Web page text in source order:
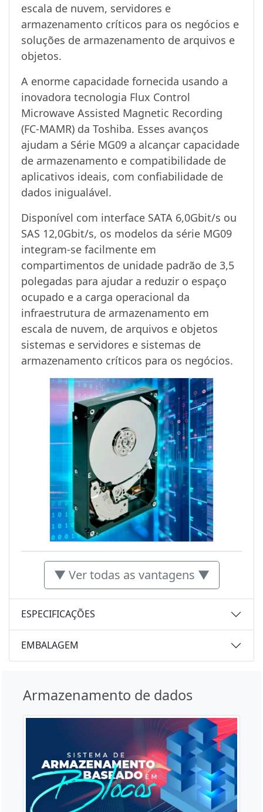
escala de nuvem, servidores e
armazenamento críticos para os negócios e
soluções de armazenamento de arquivos e
objetos.
A enorme capacidade fornecida usando a
inovadora tecnologia Flux Control
Microwave Assisted Magnetic Recording
(FC-MAMR) da Toshiba. Esses avanços
ajudam a Série MG09 a alcançar capacidade
de armazenamento e compatibilidade de
aplicativos ideais, com confiabilidade de
dados inigualável.
Disponível com interface SATA 6,0Gbit/s ou
SAS 12,0Gbit/s, os modelos da série MG09
integram-se facilmente em
compartimentos de unidade padrão de 3,5
polegadas para ajudar a reduzir o espaço
ocupado e a carga operacional da
infraestrutura de armazenamento em
escala de nuvem, de arquivos e objetos
sistemas e servidores e sistemas de
armazenamento críticos para os negócios.
▼ Ver todas as vantagens ▼
ESPECIFICAÇÕES
EMBALAGEM
Armazenamento de dados